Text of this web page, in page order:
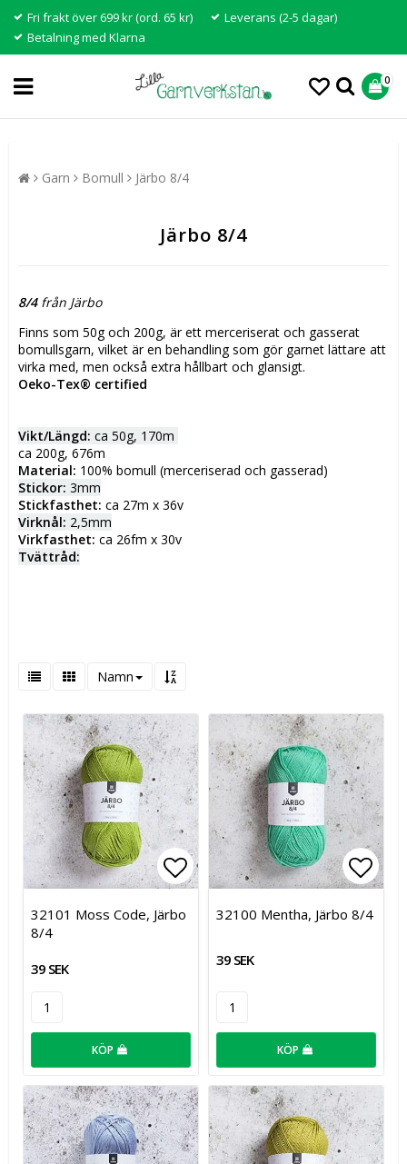
Fri frakt över 699 kr (ord. 65 kr)
Leverans (2-5 dagar)
Betalning med Klarna
0
Garn Bomull Järbo 8/4
Järbo 8/4
8/4 från Järbo
Finns som 50g och 200g, är ett merceriserat och gasserat
bomullsgarn, vilket är en behandling som gör garnet lättare att
virka med, men också extra hållbart och glansigt.
Oeko-Tex® certified
Vikt/Längd: ca 50g, 170m
ca 200g, 676m
Material: 100% bomull (merceriserad och gasserad)
Stickor: 3mm
Stickfasthet: ca 27m x 36v
Virknål: 2,5mm
Virkfasthet: ca 26fm x 30v
Tvättråd:
Namn
Lägg till i favoritlistan
32101 Moss Code, Järbo
8/4
39 SEK
KÖP
32100 Mentha, Järbo 8/4
39 SEK
KÖP